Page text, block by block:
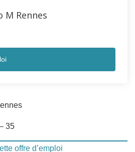
M Rennes
35
offre d’emploi